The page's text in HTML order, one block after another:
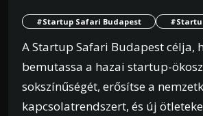
#Startup Safari Budapest
A Startup Safari Budapest célja,
bemutassa a hazai startup-
sokszínűségét, erősítse a
kapcsolatrendszert, és új